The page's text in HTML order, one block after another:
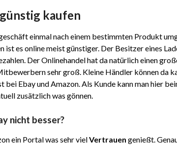
kaufen
einmal nach einem bestimmten Produkt
ist es online meist günstiger. Der Besitzer eines
Der Onlinehandel hat da natürlich einen
sehr groß. Kleine Händler können da
bei Ebay und Amazon. Als Kunde kann man hier
zusätzlich was gönnen.
nicht besser?
ein Portal was sehr vielVertrauen genießt.